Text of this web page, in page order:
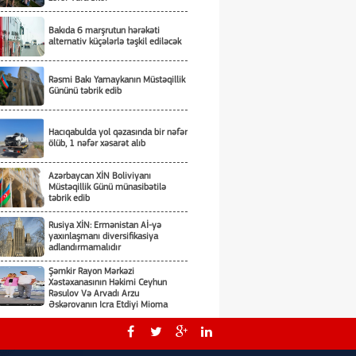
Bakıda 6 marşrutun hərəkəti
alternativ küçələrlə təşkil ediləcək
Rəsmi Bakı Yamaykanın Müstəqillik
Gününü təbrik edib
Hacıqabulda yol qəzasında bir nəfər
ölüb, 1 nəfər xəsarət alıb
Azərbaycan XİN Boliviyanı
Müstəqillik Günü münasibətilə
təbrik edib
Rusiya XİN: Ermənistan Aİ-yə
yaxınlaşmanı diversifikasiya
adlandırmamalıdır
Şəmkir Rayon Mərkəzi
Xəstəxanasının Həkimi Ceyhun
Rəsulov Və Arvadı Arzu
Əskərovanın Icra Etdiyi Mioma
Əməliyyatından Sonra Qadının
Ölümü Ilə Bağlı Şəmkir Rayon
Prokrurluğunda Araşdırma Aparılır
Azərbaycanda şahmatın inkişafı və
beynəlxalq əməkdaşlıq müzakirə